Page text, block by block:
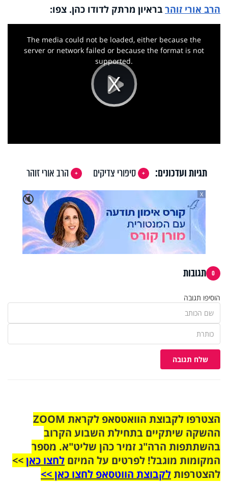
הרב אורי זוהר בראיון מרתק לדודו כהן. צפו:
Play
Video
The media could not be loaded, either because the
server or network failed or because the format is not
supported.
תגיות ועדכונים: סיפורי צדיקים
הרב אורי זוהר
🔇
X
0 תגובות
הוסיפו תגובה
שלח תגובה
הצטרפו לקבוצת הוואטסאפ לקראת ZOOM
ההשקה שיתקיים בתחילת השבוע הקרוב
בהשתתפות הרה"ג זמיר כהן שליט"א. מספר
המקומות מוגבל! לפרטים על המיזם לחצו כאן>>
להצטרפותלקבוצת הווטסאפ לחצו כאן >>